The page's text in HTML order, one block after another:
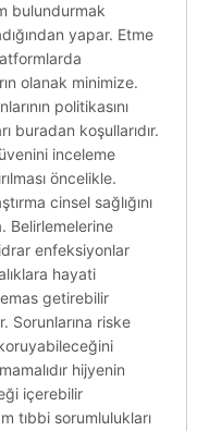
bulundurmak
yapar. Etme
olanak minimize.
politikasını
buradan koşullarıdır.
inceleme
öncelikle.
cinsel sağlığını
Belirlemelerine
enfeksiyonlar
hayati
getirebilir
Sorunlarına riske
hijyenin
içerebilir
tıbbi sorumlulukları